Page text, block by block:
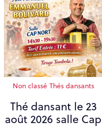
Non classé Thés dansants
Thé dansant le 23
août 2026 salle Cap